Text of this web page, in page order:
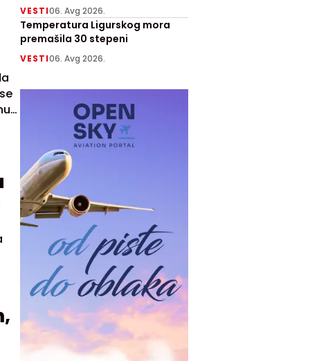
VESTI06. Avg 2026.
Temperatura Ligurskog mora
premašila 30 stepeni
VESTI06. Avg 2026.